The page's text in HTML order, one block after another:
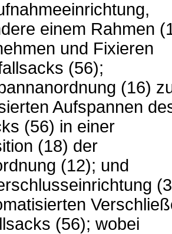
einem Rahmen
und Fixieren
(56);
(16)
Aufspannen
(56) in einer
(18) der
(12); und
(56); wobei